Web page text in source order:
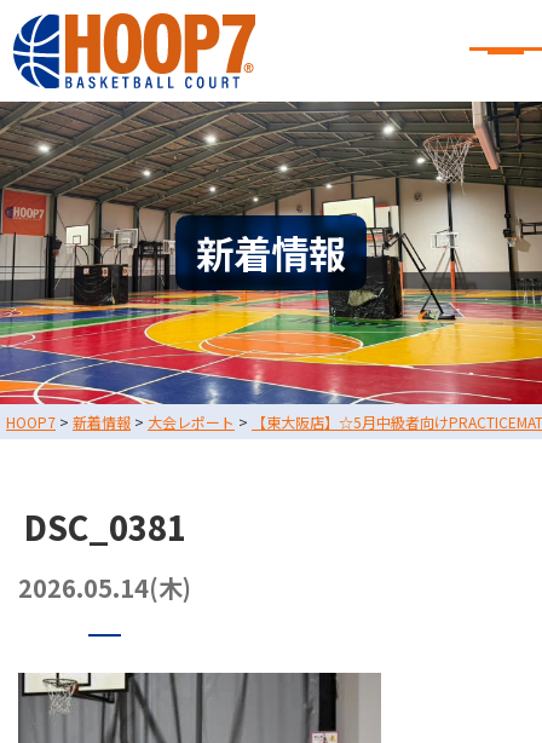
大阪・東大阪・堺のバスケコートレンタル｜HOOP7
大阪・東大阪・堺のバスケコート
レンタル｜HOOP7
HOME
初めての方へ
東大阪店
堺店
大会・イベント情報
HOOPERSスクール
バスケ×BBQ
お知らせ
スタッフブログ
お問い合わせ
利用規約
運営会社情報
採用情報
TEL.
新着情報
HOOP7 > 新着情報 > 大会レポート > 【東大阪店】☆5月中級者向け
DSC_0381
2026.05.14(木)